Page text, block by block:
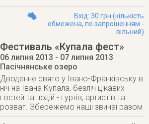
Вхід: 30 грн (кількість
обмежена, по запрошенням -
вільний)
Фестиваль «Купала фест»
06 липня 2013 - 07 липня 2013
Пасічнянське озеро
Дводенне свято у Івано-Франківську в
ніч на Івана Купала, безліч цікавих
гостей та подій - гуртів, артистів та
розваг. Збережемо наші звичаї разом